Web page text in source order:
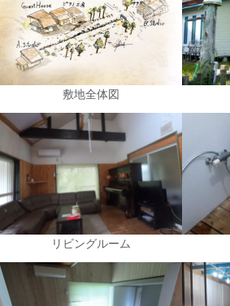
敷地全体図
リビングルーム